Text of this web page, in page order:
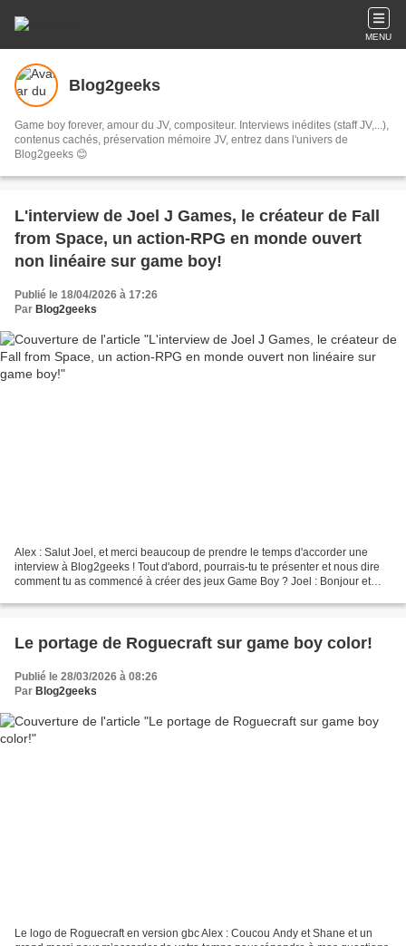
MENU
Blog2geeks
Game boy forever, amour du JV, compositeur. Interviews inédites (staff JV,...),
contenus cachés, préservation mémoire JV, entrez dans l'univers de
Blog2geeks 😊
L'interview de Joel J Games, le créateur de Fall
from Space, un action-RPG en monde ouvert
non linéaire sur game boy!
Publié le 18/04/2026 à 17:26
Par Blog2geeks
Alex : Salut Joel, et merci beaucoup de prendre le temps d'accorder une
interview à Blog2geeks ! Tout d'abord, pourrais-tu te présenter et nous dire
comment tu as commencé à créer des jeux Game Boy ? Joel : Bonjour et
Le portage de Roguecraft sur game boy color!
Publié le 28/03/2026 à 08:26
Par Blog2geeks
Le logo de Roguecraft en version gbc Alex : Coucou Andy et Shane et un